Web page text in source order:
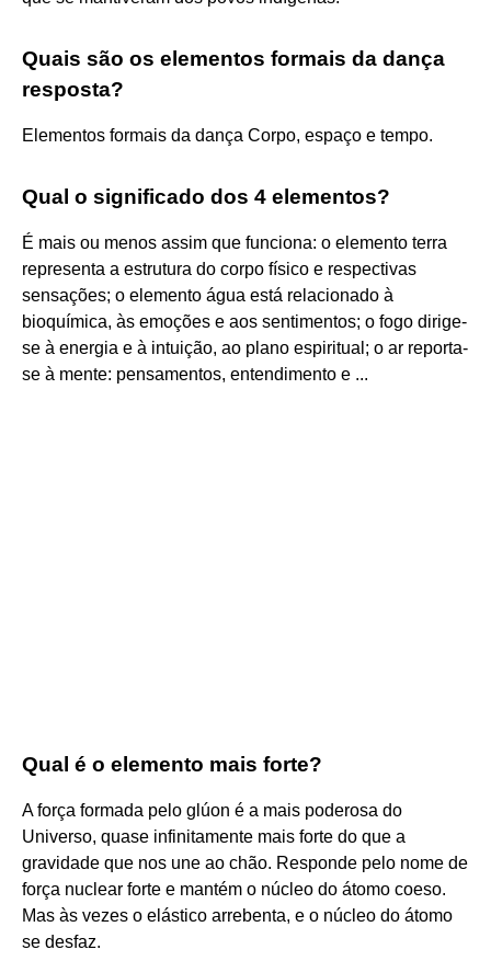
Quais são os elementos formais da dança
resposta?
Elementos formais da dança Corpo, espaço e tempo.
Qual o significado dos 4 elementos?
É mais ou menos assim que funciona: o elemento terra
representa a estrutura do corpo físico e respectivas
sensações; o elemento água está relacionado à
bioquímica, às emoções e aos sentimentos; o fogo dirige-
se à energia e à intuição, ao plano espiritual; o ar reporta-
se à mente: pensamentos, entendimento e ...
Qual é o elemento mais forte?
A força formada pelo glúon é a mais poderosa do
Universo, quase infinitamente mais forte do que a
gravidade que nos une ao chão. Responde pelo nome de
força nuclear forte e mantém o núcleo do átomo coeso.
Mas às vezes o elástico arrebenta, e o núcleo do átomo
se desfaz.